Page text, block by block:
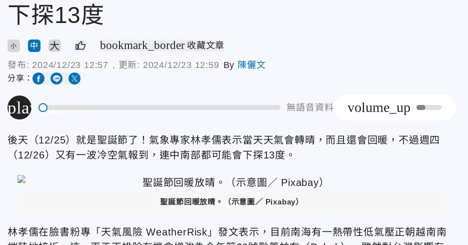
下探13度
小 中 大 bookmark_border 收藏文章
發布: 2024/12/23 12:57 , 更新: 2024/12/23 12:59 By 陳儷文
分享：
play_arrow 無語音資料 volume_up
後天（12/25）就是聖誕節了！氣象專家林孝儒表示當天天氣會轉晴，而且還會回暖，不過週四
（12/26）又有一波冷空氣報到，連中南部都可能會下探13度。
聖誕節回暖放晴。（示意圖／ Pixabay）
林孝儒在臉書粉專「天氣風險 WeatherRisk」發文表示，目前南海有一熱帶性低氣壓正朝越南南